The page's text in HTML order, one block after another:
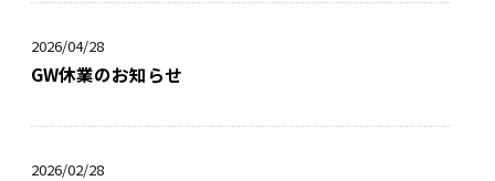
2026/04/28
GW休業のお知らせ
2026/02/28